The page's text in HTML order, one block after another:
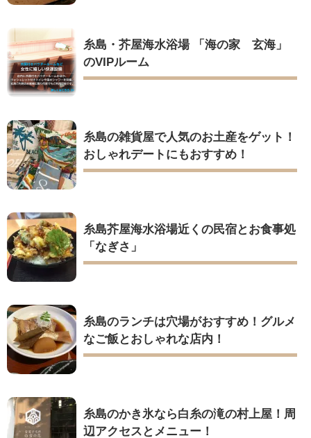
糸島・芥屋海水浴場 「海の家 玄海」
のVIPルーム
糸島の雑貨屋で人気のお土産をゲット！
おしゃれデートにもおすすめ！
糸島芥屋海水浴場近くの民宿とお食事処
「なぎさ」
糸島のランチは穴場がおすすめ！グルメ
なご飯とおしゃれな店内！
糸島のかき氷なら白糸の滝の村上屋！周
辺アクセスとメニュー！